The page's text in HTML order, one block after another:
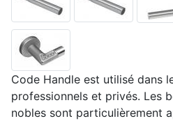
Code Handle est utilisé dans
professionnels et privés. Les
nobles sont particulièrement